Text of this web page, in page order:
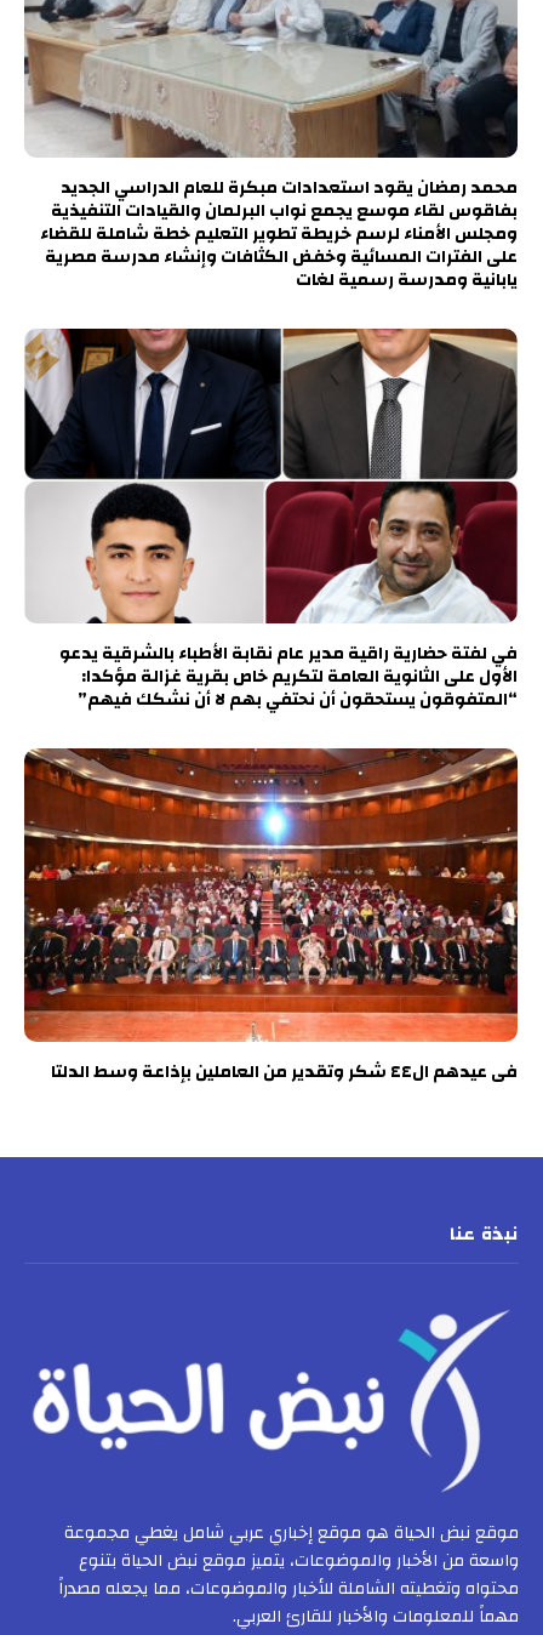
محمد رمضان يقود استعدادات مبكرة للعام الدراسي الجديد
بفاقوس لقاء موسع يجمع نواب البرلمان والقيادات التنفيذية
ومجلس الأمناء لرسم خريطة تطوير التعليم خطة شاملة للقضاء
على الفترات المسائية وخفض الكثافات وإنشاء مدرسة مصرية
يابانية ومدرسة رسمية لغات
في لفتة حضارية راقية مدير عام نقابة الأطباء بالشرقية يدعو
الأول على الثانوية العامة لتكريم خاص بقرية غزالة مؤكدا:
“المتفوقون يستحقون أن نحتفي بهم لا أن نشكك فيهم”
فى عيدهم ال٤٤ شكر وتقدير من العاملين بإذاعة وسط الدلتا
نبذة عنا
موقع نبض الحياة هو موقع إخباري عربي شامل يغطي مجموعة
واسعة من الأخبار والموضوعات، يتميز موقع نبض الحياة بتنوع
محتواه وتغطيته الشاملة للأخبار والموضوعات، مما يجعله مصدراً
مهماً للمعلومات والأخبار للقارئ العربي.